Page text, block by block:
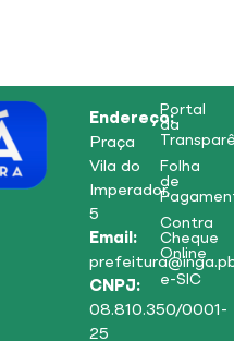
Endereço:
Praça
Vila do
Imperador,
5
Email:
CNPJ:
08.810.350/0001-
25
Portal
da
Folha
de
Contra
Cheque
Online
e-SIC